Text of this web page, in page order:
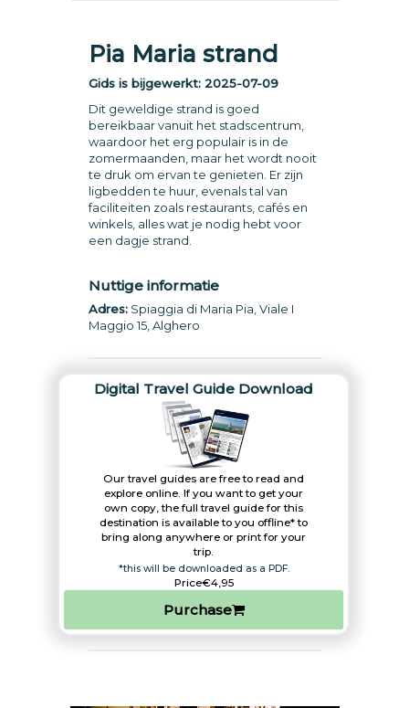
Pia Maria strand
Gids is bijgewerkt: 2025-07-09
Dit geweldige strand is goed
bereikbaar vanuit het stadscentrum,
waardoor het erg populair is in de
zomermaanden, maar het wordt nooit
te druk om ervan te genieten. Er zijn
ligbedden te huur, evenals tal van
faciliteiten zoals restaurants, cafés en
winkels, alles wat je nodig hebt voor
een dagje strand.
Nuttige informatie
Adres:Spiaggia di Maria Pia, Viale I
Maggio 15, Alghero
Digital Travel Guide Download
Our travel guides are free to read and
explore online. If you want to get your
own copy, the full travel guide for this
destination is available to you offline* to
bring along anywhere or print for your
trip.​
*this will be downloaded as a PDF.
Price€4,95
Purchase